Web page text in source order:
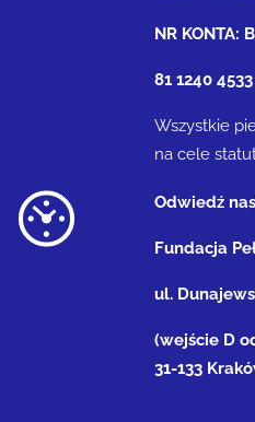
NR KONTA:
81 1240
Wszystkie
na cele
Odwiedź
Fundacja
ul.
(wejście D
31-133